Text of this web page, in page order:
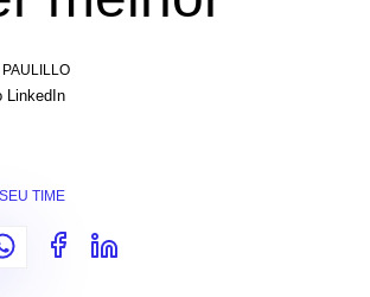
LinkedIn
TIME